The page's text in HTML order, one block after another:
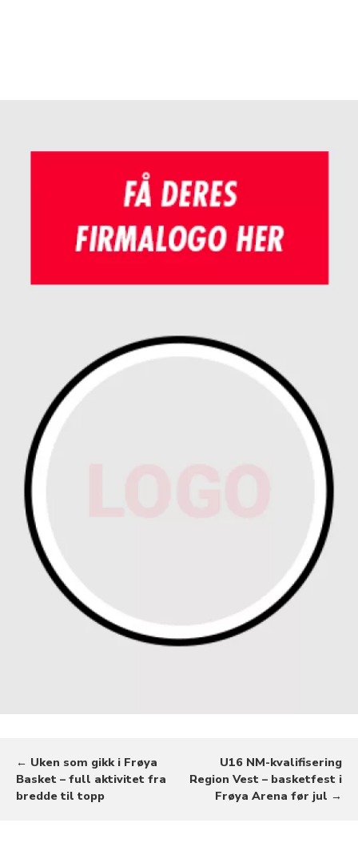
← Uken som gikk i Frøya
Basket – full aktivitet fra
bredde til topp
U16 NM-kvalifisering
Region Vest – basketfest i
Frøya Arena før jul →